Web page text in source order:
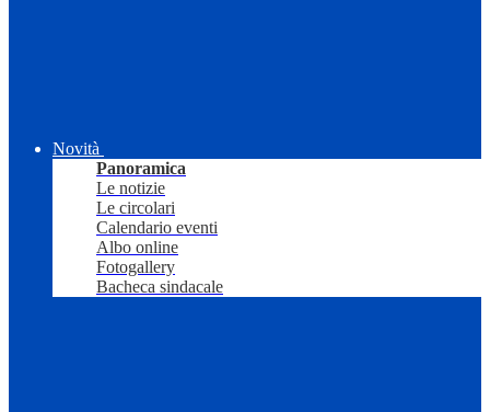
Novità
Panoramica
Le notizie
Le circolari
Calendario eventi
Albo online
Fotogallery
Bacheca sindacale